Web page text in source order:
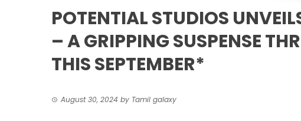
POTENTIAL STUDIOS
– A GRIPPING SUSPENSE
THIS SEPTEMBER*
August 30, 2024 by Tamil galaxy